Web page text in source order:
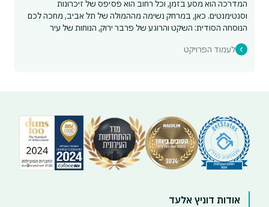
המדרכה הוא מסע בזמן, וכל רחוב הוא פסיפס של זיכרונות
וסנטימנטים. כאן, במרחק נשימה מההמולה של תל אביב, מחכה לכם
הנוסחה הסודית: השקט והרוגע של פרבר ירוק, הנוחות של עיר
לעמוד הפרויקט
אודות דוניץ אלעד